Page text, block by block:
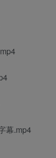
幕.mp4